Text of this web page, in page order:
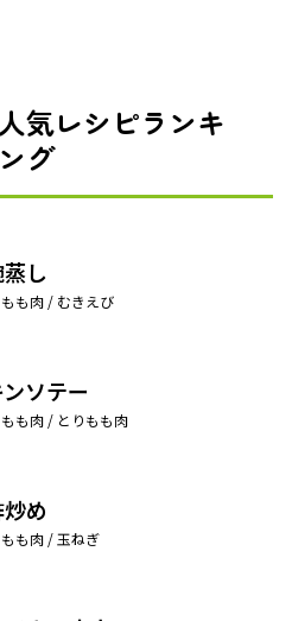
気レシピランキ
ング
し
も肉 / むきえび
ソテー
も肉 / とりもも肉
め
も肉 / 玉ねぎ